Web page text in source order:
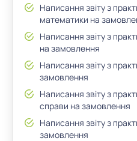
Написання звіту з
математики на
Написання звіту з
на замовлення
Написання звіту з
замовлення
Написання звіту з
справи на замовлення
Написання звіту з
замовлення